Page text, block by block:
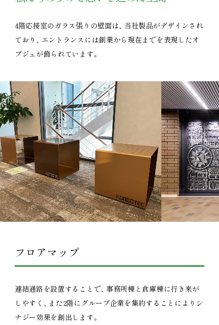
4階応接室のガラス張りの壁面は、 当社製品がデザインされ
ており 、 エントランスには創業から現在までを表現したオ
ブジェが飾られています。
フロアマップ
連結通路を設置することで、 事務所棟と倉庫棟に行き来が
しやすく 、 また2階にグループ企業を集約することによりシ
ナジー効果を創出します。